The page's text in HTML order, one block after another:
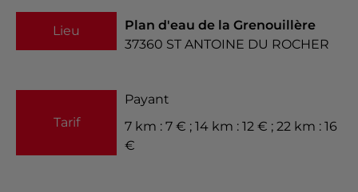
Lieu
Plan d'eau de la Grenouillère
37360 ST ANTOINE DU ROCHER
Tarif
Payant
7 km : 7 € ; 14 km : 12 € ; 22 km : 16
€